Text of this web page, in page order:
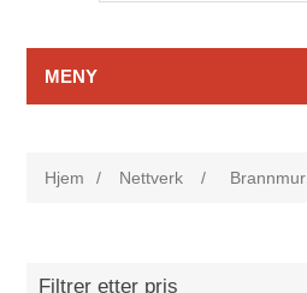
MENY
Hjem / Nettverk / Brannmur
Filtrer etter pris